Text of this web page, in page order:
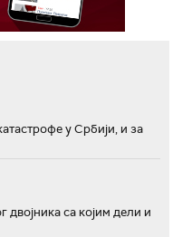
у Србији, и за
двојника са којим дели и